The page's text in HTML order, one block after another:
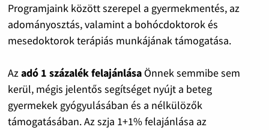
Programjaink között szerepel a gyermekmentés, az
adományosztás, valamint a bohócdoktorok és
mesedoktorok terápiás munkájának támogatása.
Azadó 1 százalék felajánlásaÖnnek semmibe sem
kerül, mégis jelentős segítséget nyújt a beteg
gyermekek gyógyulásában és a nélkülözők
támogatásában. Az szja 1+1% felajánlása az